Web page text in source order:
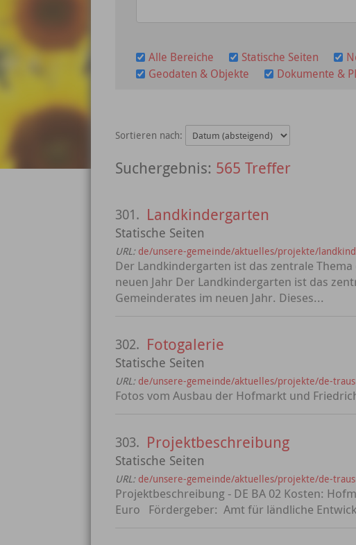
Alle Bereiche Statische Seiten
Geodaten & Objekte
Dokumente &
Sortieren nach:
565 Treffer
301. Landkindergarten
Statische Seiten
URL: de/unsere-gemeinde/aktuelles/projekte/
Der Landkindergarten ist das zentrale
neuen Jahr Der Landkindergarten ist das
Gemeinderates im neuen Jahr. Dieses...
302. Fotogalerie
Statische Seiten
URL: de/unsere-gemeinde/aktuelles/projekte/de-
Fotos vom Ausbau der Hofmarkt und
303. Projektbeschreibung
Statische Seiten
URL: de/unsere-gemeinde/aktuelles/projekte/de-
Projektbeschreibung - DE BA 02 Kosten:
Euro Fördergeber: Amt für ländliche